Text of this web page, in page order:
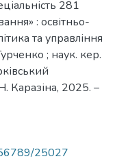
281
: освітньо-
та управління
; наук. кер.
Каразіна, 2025. –
25027